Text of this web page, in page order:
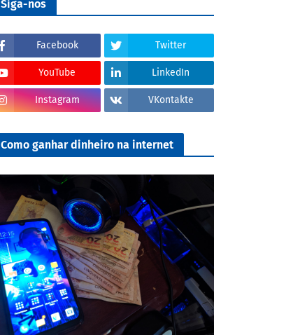
Siga-nos
Facebook Twitter
YouTube LinkedIn
Instagram VKontakte
Como ganhar dinheiro na internet